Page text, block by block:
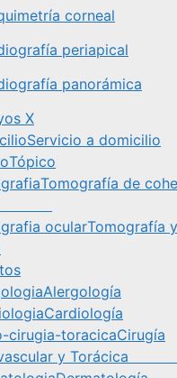
corneal
periapical
panorámica
X
Servicio a domicilio
Tópico
Tomografía de
Tomografía
Alergología
Cardiología
Cirugía
y Torácica